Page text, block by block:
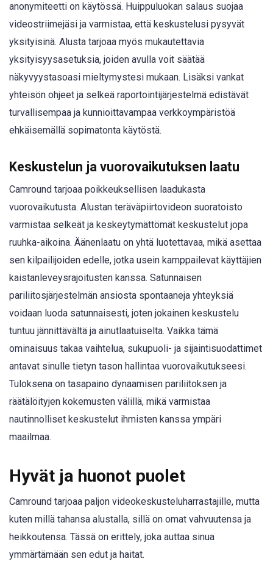
anonymiteetti on käytössä. Huippuluokan salaus suojaa
videostriimejäsi ja varmistaa, että keskustelusi pysyvät
yksityisinä. Alusta tarjoaa myös mukautettavia
yksityisyysasetuksia, joiden avulla voit säätää
näkyvyystasoasi mieltymystesi mukaan. Lisäksi vankat
yhteisön ohjeet ja selkeä raportointijärjestelmä edistävät
turvallisempaa ja kunnioittavampaa verkkoympäristöä
ehkäisemällä sopimatonta käytöstä.
Keskustelun ja vuorovaikutuksen laatu
Camround tarjoaa poikkeuksellisen laadukasta
vuorovaikutusta. Alustan teräväpiirtovideon suoratoisto
varmistaa selkeät ja keskeytymättömät keskustelut jopa
ruuhka-aikoina. Äänenlaatu on yhtä luotettavaa, mikä asettaa
sen kilpailijoiden edelle, jotka usein kamppailevat käyttäjien
kaistanleveysrajoitusten kanssa. Satunnaisen
pariliitosjärjestelmän ansiosta spontaaneja yhteyksiä
voidaan luoda satunnaisesti, joten jokainen keskustelu
tuntuu jännittävältä ja ainutlaatuiselta. Vaikka tämä
ominaisuus takaa vaihtelua, sukupuoli- ja sijaintisuodattimet
antavat sinulle tietyn tason hallintaa vuorovaikutukseesi.
Tuloksena on tasapaino dynaamisen pariliitoksen ja
räätälöityjen kokemusten välillä, mikä varmistaa
nautinnolliset keskustelut ihmisten kanssa ympäri
maailmaa.
Hyvät ja huonot puolet
Camround tarjoaa paljon videokeskusteluharrastajille, mutta
kuten millä tahansa alustalla, sillä on omat vahvuutensa ja
heikkoutensa. Tässä on erittely, joka auttaa sinua
ymmärtämään sen edut ja haitat.